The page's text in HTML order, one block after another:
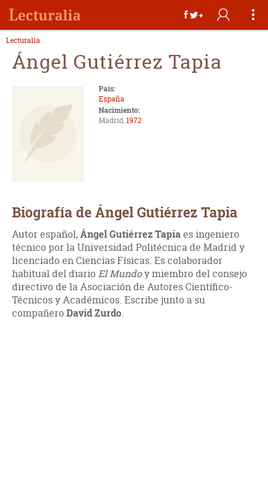
Lecturalia
Ángel Gutiérrez Tapia
País:
España
Nacimiento:
Madrid,1972
Biografía de Ángel Gutiérrez Tapia
Autor español,Ángel Gutiérrez Tapiaes ingeniero
técnico por la Universidad Politécnica de Madrid y
licenciado en Ciencias Físicas. Es colaborador
habitual del diarioEl Mundoy miembro del consejo
directivo de la Asociación de Autores Científico-
Técnicos y Académicos. Escribe junto a su
compañeroDavid Zurdo.